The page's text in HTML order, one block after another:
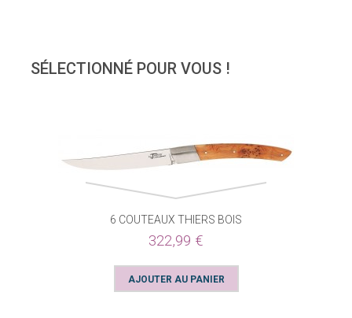
SÉLECTIONNÉ POUR VOUS !
6 COUTEAUX THIERS BOIS
322,99 €